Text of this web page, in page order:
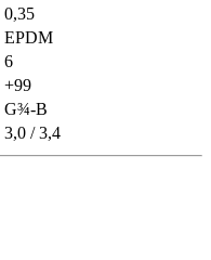
0,35
EPDM
6
+99
G¾-B
3,0 / 3,4